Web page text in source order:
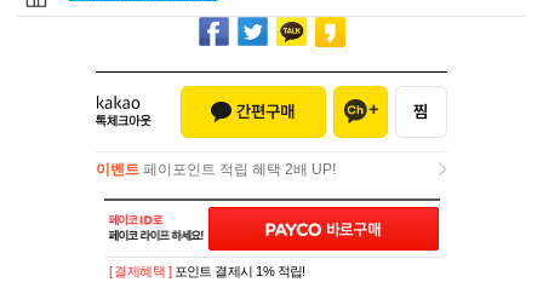
이벤트 페이포인트 적립 혜택 2배 UP!
이벤트페이포인트 적립 혜택 2배 UP!
[ 결제혜택 ] 포인트 결제시 1% 적립!